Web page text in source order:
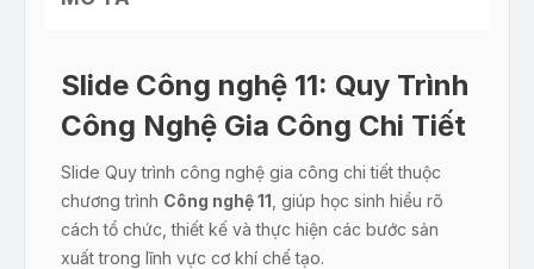
Slide Công nghệ 11: Quy Trình
Công Nghệ Gia Công Chi Tiết
Slide Quy trình công nghệ gia công chi tiết thuộc
chương trình Công nghệ 11 , giúp học sinh hiểu rõ
cách tổ chức, thiết kế và thực hiện các bước sản
xuất trong lĩnh vực cơ khí chế tạo.